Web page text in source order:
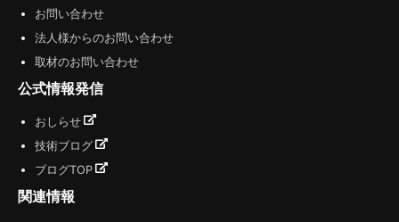
お問い合わせ
法人様からのお問い合わせ
取材のお問い合わせ
公式情報発信
おしらせ
技術ブログ
ブログTOP
関連情報